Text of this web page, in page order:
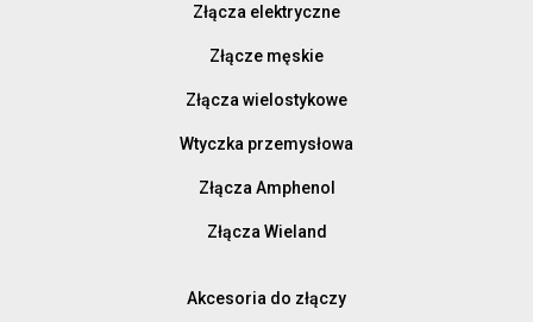
Złącza elektryczne
Złącze męskie
Złącza wielostykowe
Wtyczka przemysłowa
Złącza Amphenol
Złącza Wieland
Akcesoria do złączy